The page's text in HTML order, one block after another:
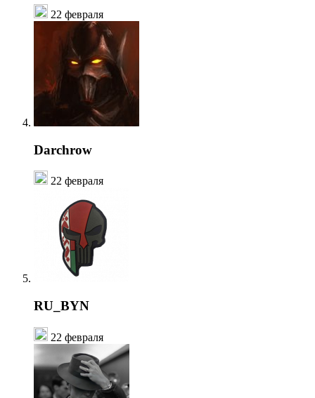
22 февраля
Darchrow
22 февраля
RU_BYN
22 февраля